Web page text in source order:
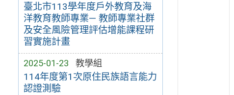
臺北市113學年度戶外教育及海
洋教育教師專業— 教師專業社群
及安全風險管理評估增能課程研
習實施計畫
2025-01-23 教學組
114年度第1次原住民族語言能力
認證測驗